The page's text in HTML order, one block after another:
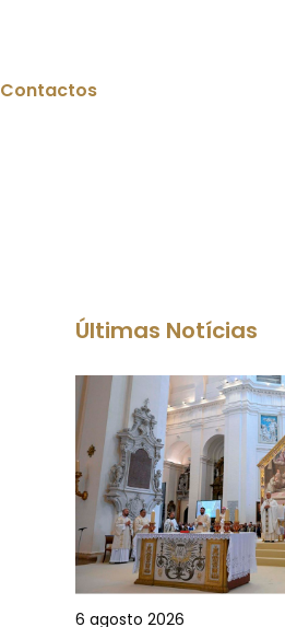
Contactos
Últimas Notícias
6 agosto 2026